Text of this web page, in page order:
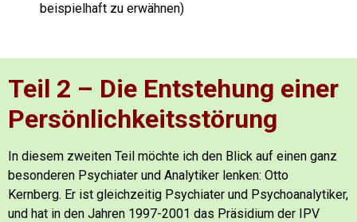
beispielhaft zu erwähnen)
Teil 2 – Die Entstehung einer
Persönlichkeitsstörung
In diesem zweiten Teil möchte ich den Blick auf einen ganz
besonderen Psychiater und Analytiker lenken: Otto
Kernberg. Er ist gleichzeitig Psychiater und Psychoanalytiker,
und hat in den Jahren 1997-2001 das Präsidium der IPV